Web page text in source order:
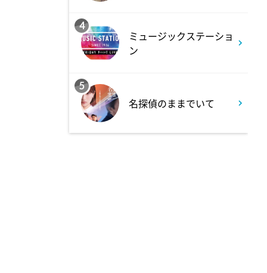
深夜 1:50
テレ朝サマフェスナビ
深夜 1:52
全力坂
4
ミュージックステーショ
ン
5
名探偵のままでいて